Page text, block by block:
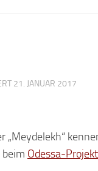
21. JANUAR 2017
„Meydelekh“
Odessa-Projekt